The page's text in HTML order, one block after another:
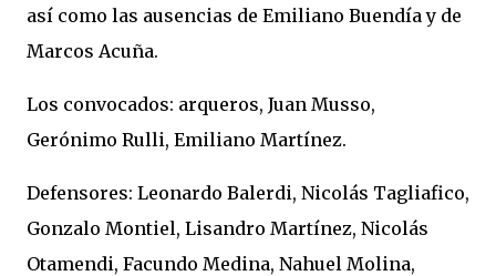
así como las ausencias de Emiliano Buendía y de
Marcos Acuña.
Los convocados: arqueros, Juan Musso,
Gerónimo Rulli, Emiliano Martínez.
Defensores: Leonardo Balerdi, Nicolás Tagliafico,
Gonzalo Montiel, Lisandro Martínez, Nicolás
Otamendi, Facundo Medina, Nahuel Molina,